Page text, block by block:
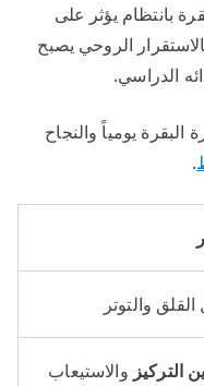
بانتظام يؤثر على
الروحي يصبح
الدراسي.
يومياً والنجاح
.
القلق والتوتر
التركيز والاستيعاب